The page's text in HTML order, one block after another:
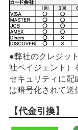
●弊社のクレジッ
社ペイジェント）
セキュリティに配
は暗号化されて送
【代金引換】